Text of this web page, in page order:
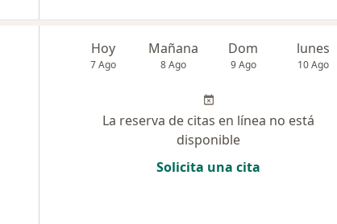
Hoy
7 Ago
Mañana
8 Ago
Dom
9 Ago
lunes
10 Ago
La reserva de citas en línea no está
disponible
Solicita una cita